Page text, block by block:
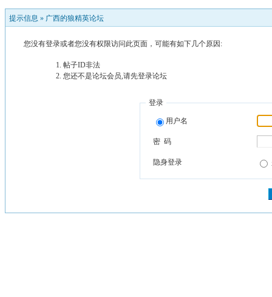
提示信息 » 广西的狼精英论坛
您没有登录或者您没有权限访问此页面，可能有如下几个原因:
帖子ID非法
您还不是论坛会员,请先登录论坛
登录
用户名
密 码
隐身登录